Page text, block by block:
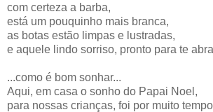
com certeza a barba,
está um pouquinho mais branca,
as botas estão limpas e lustradas,
e aquele lindo sorriso, pronto para te
...como é bom sonhar...
Aqui, em casa o sonho do Papai Noel,
para nossas crianças, foi por muito